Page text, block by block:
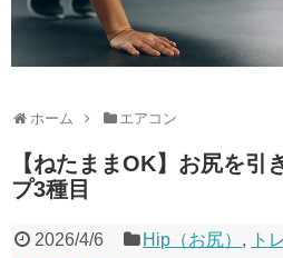
ホーム エアコン
【ねたままOK】お尻を引
プ3種目
2026/4/6 Hip（お尻） , ト